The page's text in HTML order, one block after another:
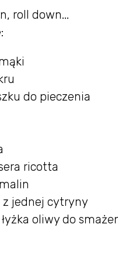
roll down...
do pieczenia
ricotta
jednej cytryny
łyżka oliwy do